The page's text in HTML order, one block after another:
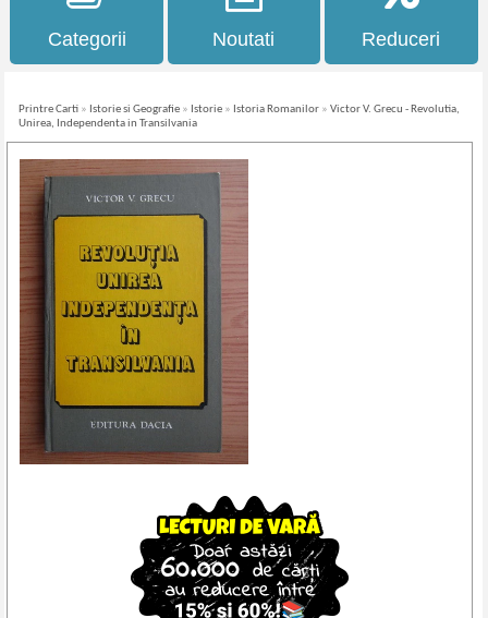
Categorii Noutati Reduceri
Printre Carti » Istorie si Geografie » Istorie » Istoria Romanilor »Victor V. Grecu - Revolutia,
Unirea, Independenta in Transilvania